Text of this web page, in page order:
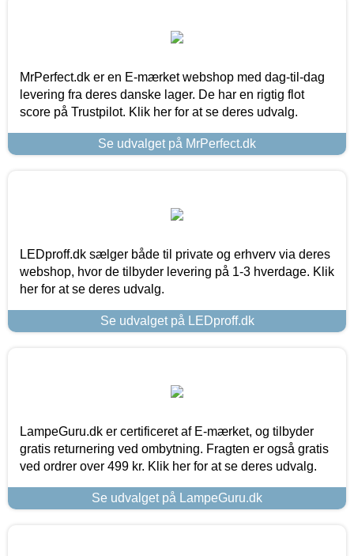
MrPerfect.dk er en E-mærket webshop med dag-til-dag
levering fra deres danske lager. De har en rigtig flot
score på Trustpilot. Klik her for at se deres udvalg.
Se udvalget på MrPerfect.dk
LEDproff.dk sælger både til private og erhverv via deres
webshop, hvor de tilbyder levering på 1-3 hverdage. Klik
her for at se deres udvalg.
Se udvalget på LEDproff.dk
LampeGuru.dk er certificeret af E-mærket, og tilbyder
gratis returnering ved ombytning. Fragten er også gratis
ved ordrer over 499 kr. Klik her for at se deres udvalg.
Se udvalget på LampeGuru.dk